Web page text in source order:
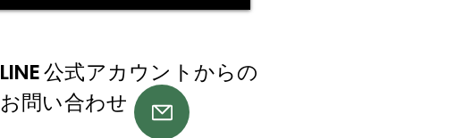
LINE 公式アカウントからの
お問い合わせ